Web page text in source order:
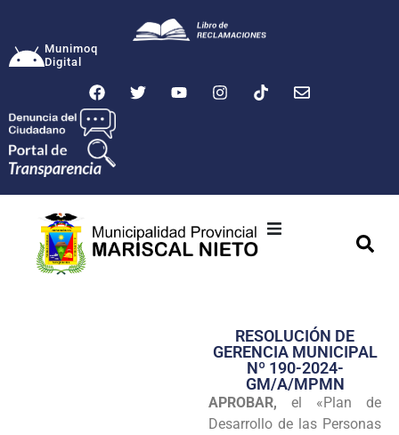
Munimoq
Digital
Transparencia
Seguridad
Programas
RESOLUCIÓN DE
GERENCIA MUNICIPAL
Nº 190-2024-
GM/A/MPMN
APROBAR, el «Plan de
Desarrollo de las Personas